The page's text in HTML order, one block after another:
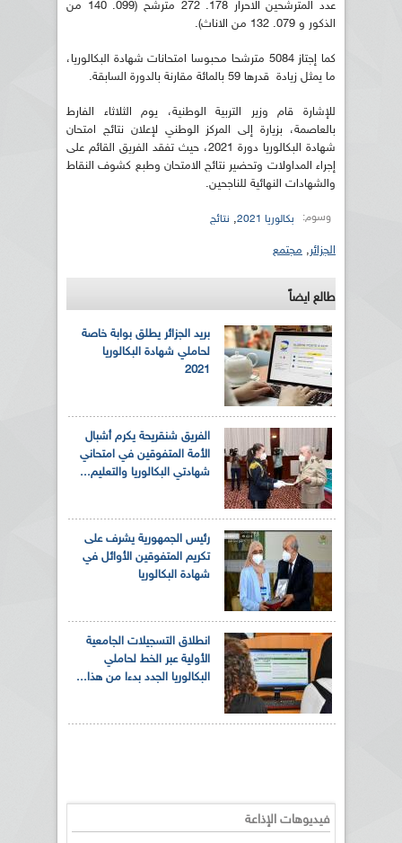
عدد المترشحين الاحرار 178. 272 مترشح (099. 140 من
الذكور و 079. 132 من الاناث).
كما إجتاز 5084 مترشحا محبوسا امتحانات شهادة البكالوريا،
ما يمثل زيادة قدرها 59 بالمائة مقارنة بالدورة السابقة.
للإشارة قام وزير التربية الوطنية، يوم الثلاثاء الفارط
بالعاصمة، بزيارة إلى المركز الوطني لإعلان نتائج امتحان
شهادة البكالوريا دورة 2021، حيث تفقد الفريق القائم على
إجراء المداولات وتحضير نتائج الامتحان وطبع كشوف النقاط
والشهادات النهائية للناجحين.
وسوم: بكالوريا 2021 , نتائج
الجزائر, مجتمع
طالع ايضاً
بريد الجزائر يطلق بوابة خاصة
لحاملي شهادة البكالوريا
2021
الفريق شنقريحة يكرم أشبال
الأمة المتفوقين في امتحاني
شهادتي البكالوريا والتعليم...
رئيس الجمهورية يشرف على
تكريم المتفوقين الأوائل في
شهادة البكالوريا
انطلاق التسجيلات الجامعية
الأولية عبر الخط لحاملي
البكالوريا الجدد بدءا من هذا...
فيديوهات الإذاعة